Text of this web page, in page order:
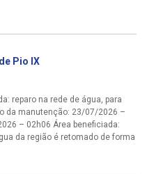
Pio IX
reparo na rede de água, para
da manutenção: 23/07/2026 –
– 02h06 Área beneficiada:
da região é retomado de forma